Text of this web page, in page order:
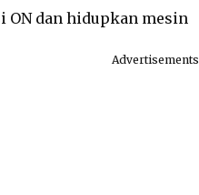
ON dan hidupkan mesin
Advertisements